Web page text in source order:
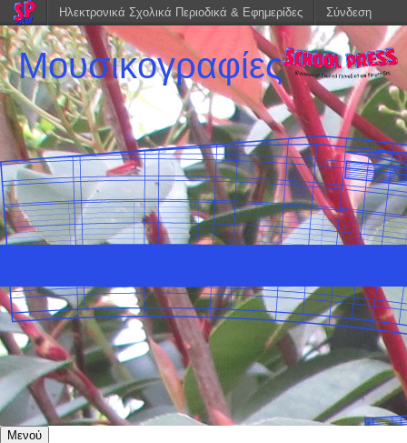
Μουσικογραφίες
Μενού
Ηλεκτρονικά Σχολικά Περιοδικά & Εφημερίδες Σύνδεση